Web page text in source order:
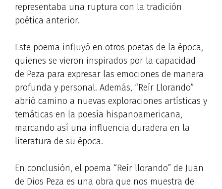
representaba una ruptura con la tradición
poética anterior.
Este poema influyó en otros poetas de la época,
quienes se vieron inspirados por la capacidad
de Peza para expresar las emociones de manera
profunda y personal. Además, “Reír Llorando”
abrió camino a nuevas exploraciones artísticas y
temáticas en la poesía hispanoamericana,
marcando así una influencia duradera en la
literatura de su época.
En conclusión, el poema “Reír llorando” de Juan
de Dios Peza es una obra que nos muestra de